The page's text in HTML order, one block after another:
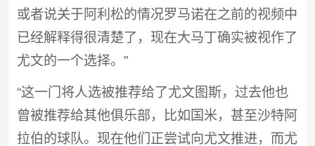
或者说关于阿利松的情况罗马诺在之前的视频中
已经解释得很清楚了，现在大马丁确实被视作了
尤文的一个选择。”
“这一门将人选被推荐给了尤文图斯，过去他也
曾被推荐给其他俱乐部，比如国米，甚至沙特阿
拉伯的球队。现在他们正尝试向尤文推进，而尤